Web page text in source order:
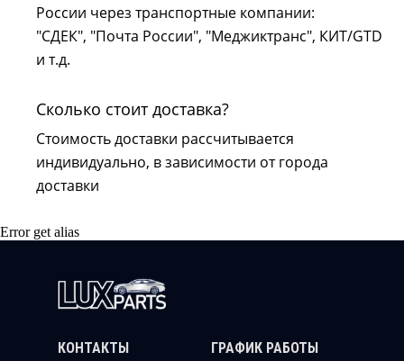
России через транспортные компании:
"СДЕК", "Почта России", "Меджиктранс", КИТ/GTD
и т.д.
Сколько стоит доставка?
Стоимость доставки рассчитывается
индивидуально, в зависимости от города
доставки
Error get alias
КОНТАКТЫ ГРАФИК РАБОТЫ